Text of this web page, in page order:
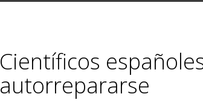
Científicos
autorrepararse